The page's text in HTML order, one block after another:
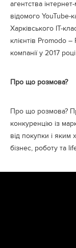
агентства
відомого YouTube-
Харківського IT-
клієнтів Promodo
компанії у 2017
Про що розмова?
Про що розмова?
конкуренцію із
від покупки і яким
бізнес, роботу та